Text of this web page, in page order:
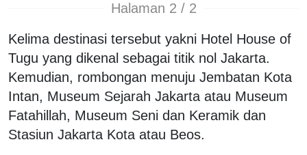
Halaman 2 / 2
Kelima destinasi tersebut yakni Hotel House of
Tugu yang dikenal sebagai titik nol Jakarta.
Kemudian, rombongan menuju Jembatan Kota
Intan, Museum Sejarah Jakarta atau Museum
Fatahillah, Museum Seni dan Keramik dan
Stasiun Jakarta Kota atau Beos.